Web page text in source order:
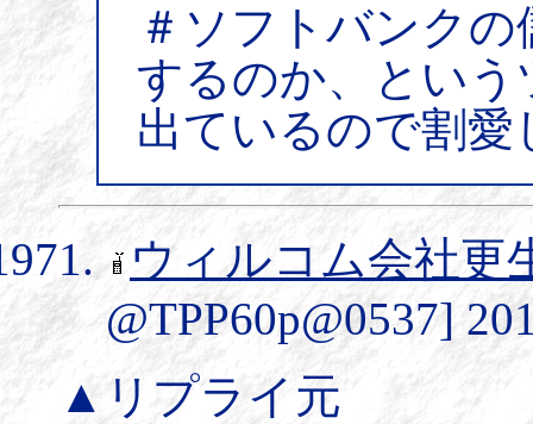
＃ソフトバンク
するのか、とい
出ているので割愛
ウィルコム会社更
@TPP60p@0537]
▲リプライ元